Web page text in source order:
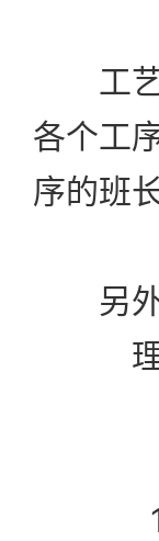
工艺
各个工
序的班
另外
1